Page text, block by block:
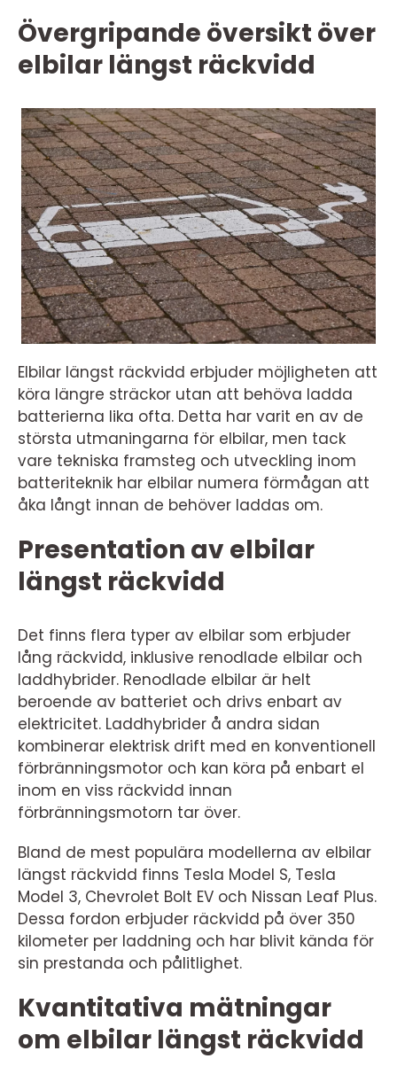
Övergripande översikt över
elbilar längst räckvidd
Elbilar längst räckvidd erbjuder möjligheten att
köra längre sträckor utan att behöva ladda
batterierna lika ofta. Detta har varit en av de
största utmaningarna för elbilar, men tack
vare tekniska framsteg och utveckling inom
batteriteknik har elbilar numera förmågan att
åka långt innan de behöver laddas om.
Presentation av elbilar
längst räckvidd
Det finns flera typer av elbilar som erbjuder
lång räckvidd, inklusive renodlade elbilar och
laddhybrider. Renodlade elbilar är helt
beroende av batteriet och drivs enbart av
elektricitet. Laddhybrider å andra sidan
kombinerar elektrisk drift med en konventionell
förbränningsmotor och kan köra på enbart el
inom en viss räckvidd innan
förbränningsmotorn tar över.
Bland de mest populära modellerna av elbilar
längst räckvidd finns Tesla Model S, Tesla
Model 3, Chevrolet Bolt EV och Nissan Leaf Plus.
Dessa fordon erbjuder räckvidd på över 350
kilometer per laddning och har blivit kända för
sin prestanda och pålitlighet.
Kvantitativa mätningar
om elbilar längst räckvidd